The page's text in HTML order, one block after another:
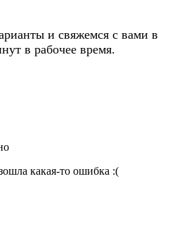
и свяжемся с вами в
в рабочее время.
какая-то ошибка :(